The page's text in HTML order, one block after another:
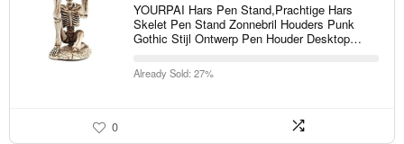
YOURPAI Hars Pen Stand,Prachtige Hars
Skelet Pen Stand Zonnebril Houders Punk
Gothic Stijl Ontwerp Pen Houder Desktop…
Already Sold: 27%
0